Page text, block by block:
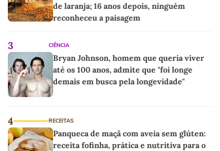
de laranja; 16 anos depois, ninguém
reconheceu a paisagem
3 CIÊNCIA
Bryan Johnson, homem que queria viver
até os 100 anos, admite que "foi longe
demais em busca pela longevidade"
4 RECEITAS
Panqueca de maçã com aveia sem glúten:
receita fofinha, prática e nutritiva para o